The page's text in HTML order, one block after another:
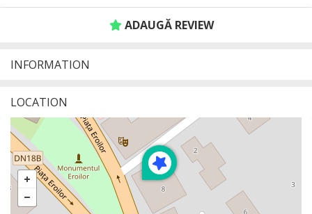
ADAUGĂ REVIEW
INFORMATION
LOCATION